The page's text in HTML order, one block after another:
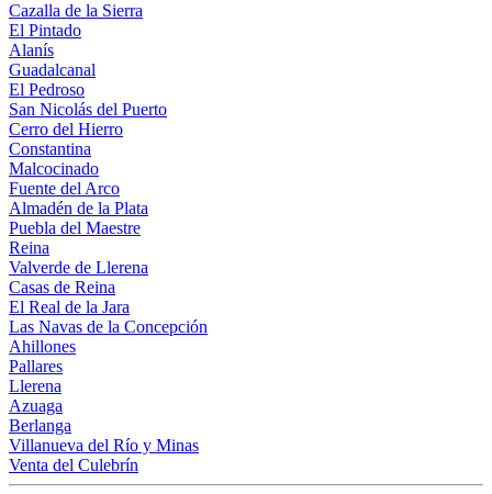
Cazalla de la Sierra
El Pintado
Alanís
Guadalcanal
El Pedroso
San Nicolás del Puerto
Cerro del Hierro
Constantina
Malcocinado
Fuente del Arco
Almadén de la Plata
Puebla del Maestre
Reina
Valverde de Llerena
Casas de Reina
El Real de la Jara
Las Navas de la Concepción
Ahillones
Pallares
Llerena
Azuaga
Berlanga
Villanueva del Río y Minas
Venta del Culebrín